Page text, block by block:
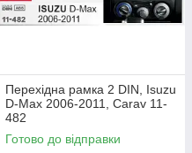
Перехідна рамка 2 DIN, Isuzu
D-Max 2006-2011, Carav 11-
482
Готово до відправки